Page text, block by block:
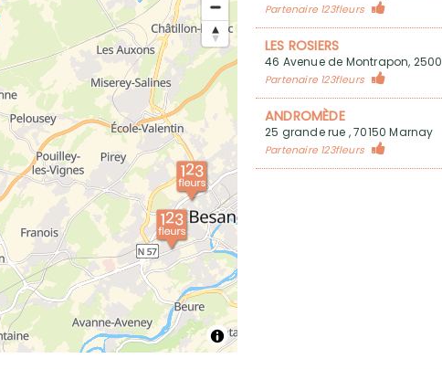
Partenaire 123fleurs
LES ROSIERS
46 Avenue de Montrapon,
Partenaire 123fleurs
ANDROMÈDE
25 grande rue , 70150 Marnay
Partenaire 123fleurs